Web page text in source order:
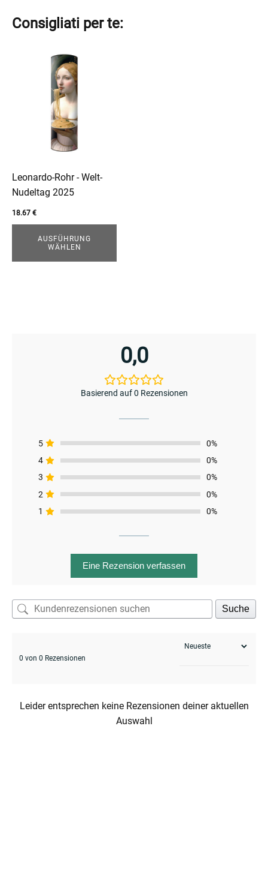
Consigliati per te:
Leonardo-Rohr - Welt-
Nudeltag 2025
18.67 €
AUSFÜHRUNG
WÄHLEN
Varianten
können
auf
der
Produktseite
gewählt
0,0
Basierend auf 0 Rezensionen
5
0%
4
0%
3
0%
2
0%
1
0%
Eine Rezension verfassen
Suche
0 von 0 Rezensionen
Leider entsprechen keine Rezensionen deiner aktuellen
Auswahl